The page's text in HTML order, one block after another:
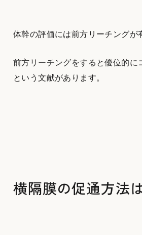
体幹の評価には前方リーチングが
前方リーチングをすると優位的に
という文献があります。
横隔膜の促通方法